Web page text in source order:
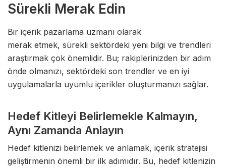
Sürekli Merak Edin
Bir içerik pazarlama uzmanı olarak
merak etmek, sürekli sektördeki yeni bilgi ve trendleri
araştırmak çok önemlidir. Bu; rakiplerinizden bir adım
önde olmanızı, sektördeki son trendler ve en iyi
uygulamalarla uyumlu içerikler oluşturmanızı sağlar.
Hedef Kitleyi Belirlemekle Kalmayın,
Aynı Zamanda Anlayın
Hedef kitlenizi belirlemek ve anlamak, içerik stratejisi
geliştirmenin önemli bir ilk adımıdır. Bu, hedef kitlenizin